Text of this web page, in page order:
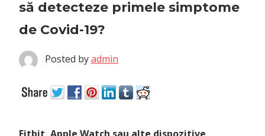
să detecteze primele simptome
de Covid-19?
Posted byadmin